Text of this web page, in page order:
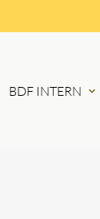
BDF INTERN expand_more